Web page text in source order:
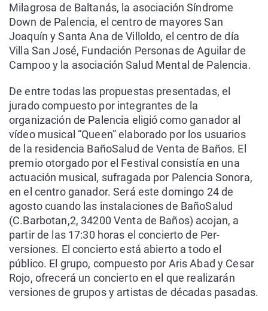
Milagrosa de Baltanás, la asociación Síndrome
Down de Palencia, el centro de mayores San
Joaquín y Santa Ana de Villoldo, el centro de día
Villa San José, Fundación Personas de Aguilar de
Campoo y la asociación Salud Mental de Palencia.
De entre todas las propuestas presentadas, el
jurado compuesto por integrantes de la
organización de Palencia eligió como ganador al
vídeo musical “Queen” elaborado por los usuarios
de la residencia BañoSalud de Venta de Baños. El
premio otorgado por el Festival consistía en una
actuación musical, sufragada por Palencia Sonora,
en el centro ganador. Será este domingo 24 de
agosto cuando las instalaciones de BañoSalud
(C.Barbotan,2, 34200 Venta de Baños) acojan, a
partir de las 17:30 horas el concierto de Per-
versiones. El concierto está abierto a todo el
público. El grupo, compuesto por Aris Abad y Cesar
Rojo, ofrecerá un concierto en el que realizarán
versiones de grupos y artistas de décadas pasadas.